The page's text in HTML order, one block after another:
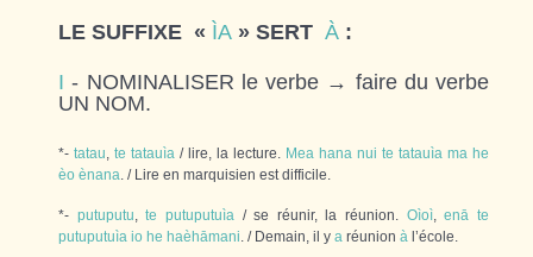
LE SUFFIXE « ÌA » SERT À :
I - NOMINALISER le verbe → faire du verbe
UN NOM.
*- tatau, te tatauìa / lire, la lecture. Mea hana nui te tatauìa ma he
èo ènana. / Lire en marquisien est difficile.
*- putuputu,te putuputuìa/ se réunir, la réunion. Oìoì,enā te
putuputuìa io he haèhāmani. / Demain, il y a réunion à l’école.